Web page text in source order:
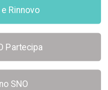
Rinnovo
Partecipa
SNO